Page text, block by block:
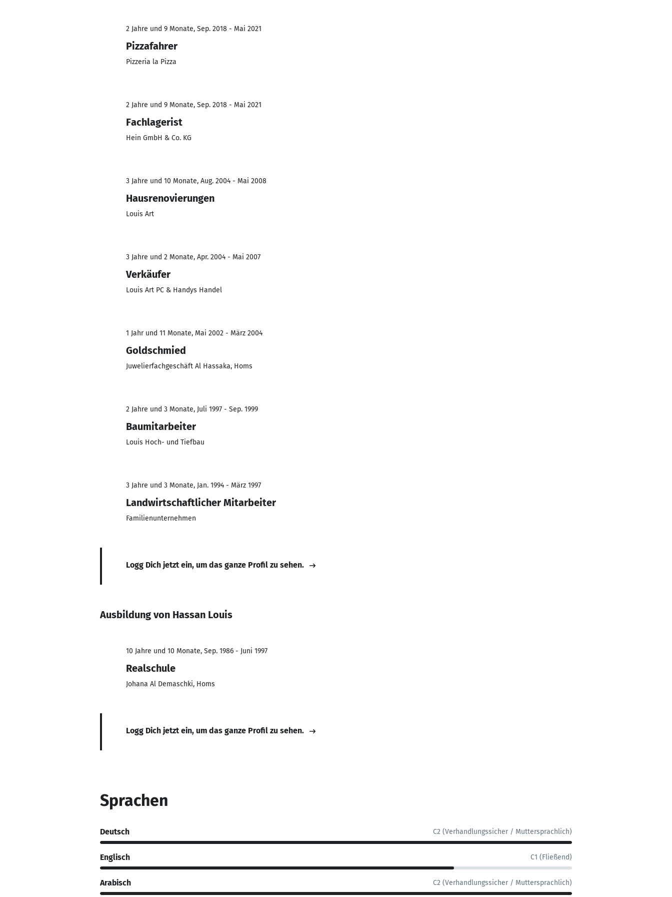
2 Jahre und 9 Monate, Sep. 2018 - Mai 2021
Pizzafahrer
Pizzeria la Pizza
2 Jahre und 9 Monate, Sep. 2018 - Mai 2021
Fachlagerist
Hein GmbH & Co. KG
3 Jahre und 10 Monate, Aug. 2004 - Mai 2008
Hausrenovierungen
Louis Art
3 Jahre und 2 Monate, Apr. 2004 - Mai 2007
Verkäufer
Louis Art PC & Handys Handel
1 Jahr und 11 Monate, Mai 2002 - März 2004
Goldschmied
Juwelierfachgeschäft Al Hassaka, Homs
2 Jahre und 3 Monate, Juli 1997 - Sep. 1999
Baumitarbeiter
Louis Hoch- und Tiefbau
3 Jahre und 3 Monate, Jan. 1994 - März 1997
Landwirtschaftlicher Mitarbeiter
Familienunternehmen
Logg Dich jetzt ein, um das ganze Profil zu sehen.
Ausbildung von Hassan Louis
10 Jahre und 10 Monate, Sep. 1986 - Juni 1997
Realschule
Johana Al Demaschki, Homs
Logg Dich jetzt ein, um das ganze Profil zu sehen.
Sprachen
Deutsch C2 (Verhandlungssicher / Muttersprachlich)
Englisch C1 (Fließend)
Arabisch C2 (Verhandlungssicher / Muttersprachlich)